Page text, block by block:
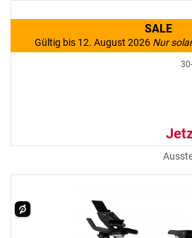
SALE
Gültig bis 12. August 2026 Nur